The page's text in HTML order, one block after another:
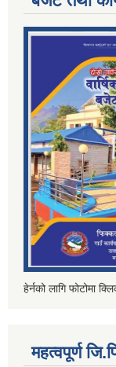
हेर्नको लागि फोटोमा
महत्वपूर्ण